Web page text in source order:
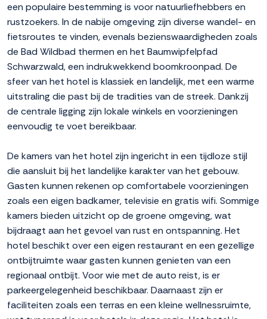
een populaire bestemming is voor natuurliefhebbers en
rustzoekers. In de nabije omgeving zijn diverse wandel- en
fietsroutes te vinden, evenals bezienswaardigheden zoals
de Bad Wildbad thermen en het Baumwipfelpfad
Schwarzwald, een indrukwekkend boomkroonpad. De
sfeer van het hotel is klassiek en landelijk, met een warme
uitstraling die past bij de tradities van de streek. Dankzij
de centrale ligging zijn lokale winkels en voorzieningen
eenvoudig te voet bereikbaar.
De kamers van het hotel zijn ingericht in een tijdloze stijl
die aansluit bij het landelijke karakter van het gebouw.
Gasten kunnen rekenen op comfortabele voorzieningen
zoals een eigen badkamer, televisie en gratis wifi. Sommige
kamers bieden uitzicht op de groene omgeving, wat
bijdraagt aan het gevoel van rust en ontspanning. Het
hotel beschikt over een eigen restaurant en een gezellige
ontbijtruimte waar gasten kunnen genieten van een
regionaal ontbijt. Voor wie met de auto reist, is er
parkeergelegenheid beschikbaar. Daarnaast zijn er
faciliteiten zoals een terras en een kleine wellnessruimte,